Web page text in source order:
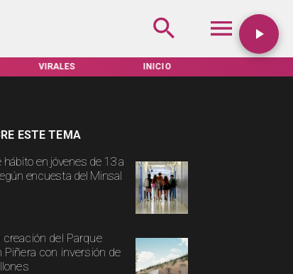
VIRALES INICIO
en jóvenes de 13 a
encuesta del Minsal
del Parque
Piñera con inversión de
ESTE TEMA